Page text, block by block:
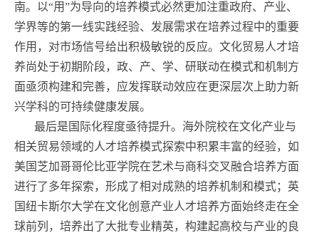
南。以“用”为导向的培养模式必然更加注重政府、产业、
学界等的第一线实践经验、发展需求在培养过程中的重要
作用，对市场信号给出积极敏锐的反应。文化贸易人才培
养尚处于初期阶段，政、产、学、研联动在模式和机制方
面亟须构建和完善，应发挥联动效应在更深层次上助力新
兴学科的可持续健康发展。
最后是国际化程度亟待提升。海外院校在文化产业与
相关贸易领域的人才培养模式探索中积累丰富的经验，如
美国芝加哥哥伦比亚学院在艺术与商科交叉融合培养方面
进行了多年探索，形成了相对成熟的培养机制和模式；英
国纽卡斯尔大学在文化创意产业人才培养方面始终走在全
球前列，培养出了大批专业精英，构建起高校与产业的良